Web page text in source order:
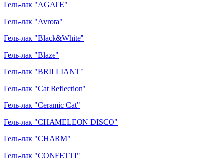
Гель-лак "AGATE"
Гель-лак "Avrora"
Гель-лак "Black&White"
Гель-лак "Blaze"
Гель-лак "BRILLIANT"
Гель-лак "Cat Reflection"
Гель-лак "Ceramic Cat"
Гель-лак "CHAMELEON DISCO"
Гель-лак "CHARM"
Гель-лак "CONFETTI"